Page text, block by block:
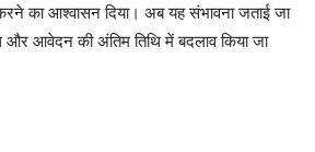
का आश्वासन दिया। अब यह संभावना जताई जा
और आवेदन की अंतिम तिथि में बदलाव किया जा